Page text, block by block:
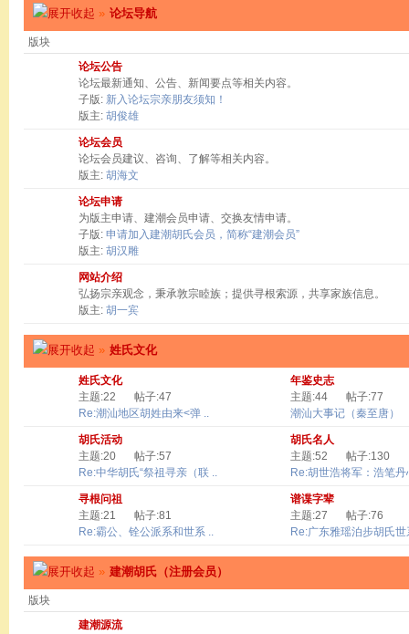
» 论坛导航
版块
论坛公告
论坛最新通知、公告、新闻要点等相关内容。
子版: 新入论坛宗亲朋友须知！
版主: 胡俊雄
论坛会员
论坛会员建议、咨询、了解等相关内容。
版主: 胡海文
论坛申请
为版主申请、建潮会员申请、交换友情申请。
子版: 申请加入建潮胡氏会员，简称“建潮会员”
版主: 胡汉雕
网站介绍
弘扬宗亲观念，秉承敦宗睦族；提供寻根索源，共享家族信息。
版主: 胡一宾
» 姓氏文化
姓氏文化
主题:22
帖子:47
Re:潮汕地区胡姓由来<弹 ..
年鉴史志
主题:44
帖子:77
潮汕大事记（秦至唐）
胡氏活动
主题:20
帖子:57
Re:中华胡氏“祭祖寻亲（联 ..
胡氏名人
主题:52
帖子:130
Re:胡世浩将军：浩笔丹
寻根问祖
主题:21
帖子:81
Re:霸公、铨公派系和世系 ..
谱谍字辈
主题:27
帖子:76
Re:广东雅瑶泊步胡氏世
» 建潮胡氏（注册会员）
版块
建潮源流